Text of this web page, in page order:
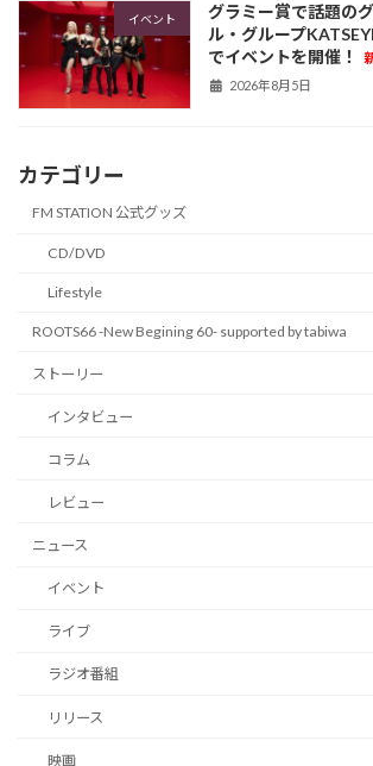
イベント
グラミー賞で話題の
ル・グループ
でイベントを開催！
2026年8月5日
カテゴリー
FM STATION 公式グッズ
CD/DVD
Lifestyle
ROOTS66 -New Begining 60- supported by tabiwa
ストーリー
インタビュー
コラム
レビュー
ニュース
イベント
ライブ
ラジオ番組
リリース
映画